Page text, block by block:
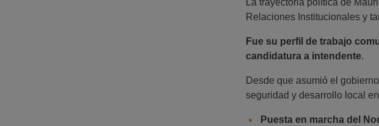
La trayectoria política de
Relaciones Institucionales y
Fue su perfil de trabajo
candidatura a intendente.
Desde que asumió el
seguridad y desarrollo local
Puesta en marcha del